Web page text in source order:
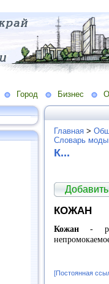
Город Бизнес
Главная >
Словарь
К...
КОЖАН
Кожан -
[Постоянная